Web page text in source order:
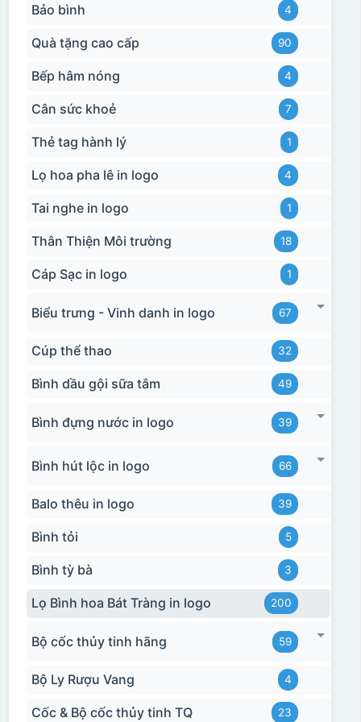
Bảo bình 4
Quà tặng cao cấp 90
Bếp hâm nóng 4
Cân sức khoẻ 7
Thẻ tag hành lý 1
Lọ hoa pha lê in logo 4
Tai nghe in logo 1
Thân Thiện Môi trường 18
Cáp Sạc in logo 1
Biểu trưng - Vinh danh in logo 67
Cúp thể thao 32
Bình dầu gội sữa tắm 49
Bình đựng nước in logo 39
Bình hút lộc in logo 66
Balo thêu in logo 39
Bình tỏi 5
Bình tỳ bà 3
Lọ Bình hoa Bát Tràng in logo 200
Bộ cốc thủy tinh hãng 59
Bộ Ly Rượu Vang 4
Cốc & Bộ cốc thủy tinh TQ 23